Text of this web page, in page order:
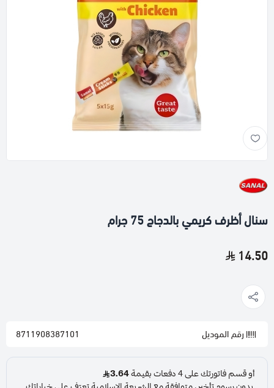
سنال أظرف كريمي بالدجاج 75 جرام
14.50
رقم الموديل 8711908387101